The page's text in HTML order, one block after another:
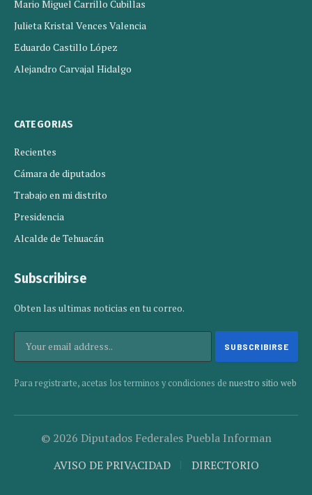
Mario Miguel Carrillo Cubillas
Julieta Kristal Vences Valencia
Eduardo Castillo López
Alejandro Carvajal Hidalgo
CATEGORIAS
Recientes
Cámara de diputados
Trabajo en mi distrito
Presidencia
Alcalde de Tehuacán
Subscribirse
Obten las ultimas noticias en tu correo.
Para registrarte, acetas los terminos y condiciones de nuestro sitio web
© 2026 Diputados Federales Puebla Informan
AVISO DE PRIVACIDAD
DIRECTORIO